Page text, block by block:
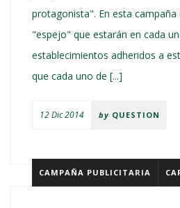
protagonista". En esta
"espejo" que estarán en cada
establecimientos adheridos a
que cada uno de [...]
12 Dic 2014 by QUESTION
CAMPAÑA PUBLICITARIA